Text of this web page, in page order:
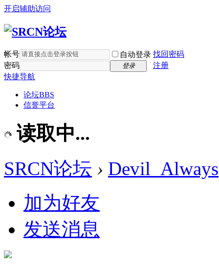
开启辅助访问
帐号 自动登录 找回密码
密码
登录
注册
快捷导航
论坛BBS
信誉平台
读取中...
SRCN论坛 › Devil_Always
加为好友
发送消息